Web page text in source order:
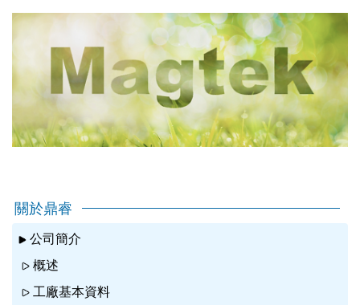
關於鼎睿
公司簡介
概述
工廠基本資料